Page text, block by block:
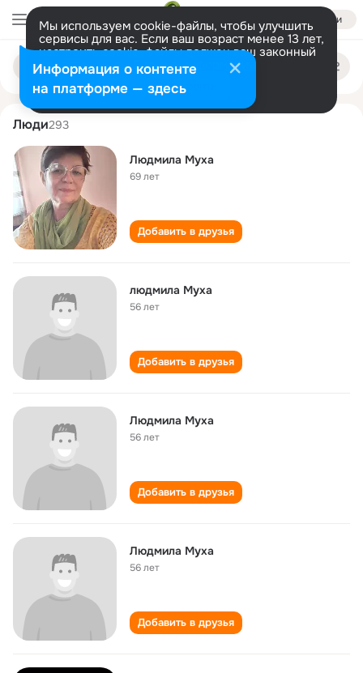
Войти
Мы используем cookie-файлы, чтобы улучшить
сервисы для вас. Если ваш возраст менее 13 лет,
настроить cookie-файлы должен ваш законный
представитель. Больше информации
Разрешить все Настроить
Поиск
людям
lyudmila mukha
Люди293
Людмила Муха
69 лет
Добавить в друзья
людмила Муха
56 лет
Добавить в друзья
Людмила Муха
56 лет
Добавить в друзья
Людмила Муха
56 лет
Добавить в друзья
Информация о контенте
на платформе — здесь